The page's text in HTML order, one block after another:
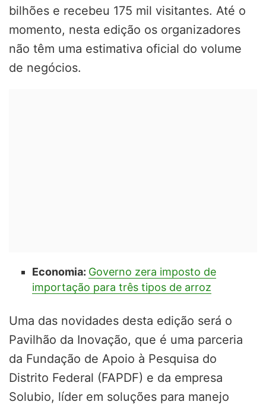
bilhões e recebeu 175 mil visitantes. Até o
momento, nesta edição os organizadores
não têm uma estimativa oficial do volume
de negócios.
Economia: Governo zera imposto de
importação para três tipos de arroz
Uma das novidades desta edição será o
Pavilhão da Inovação, que é uma parceria
da Fundação de Apoio à Pesquisa do
Distrito Federal (FAPDF) e da empresa
Solubio, líder em soluções para manejo